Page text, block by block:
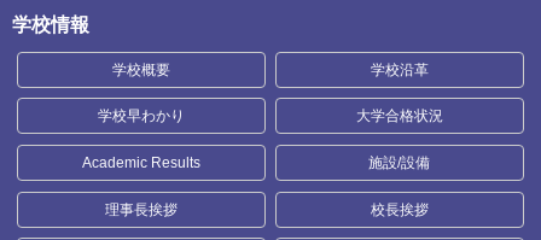
学校情報
学校概要 学校沿革
学校早わかり 大学合格状況
Academic Results 施設/設備
理事長挨拶 校長挨拶